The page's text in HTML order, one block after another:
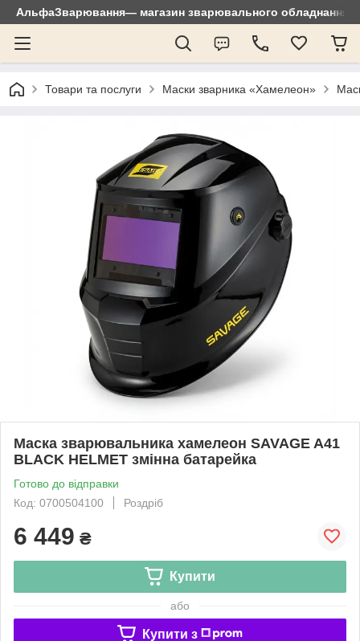
АльфаЗварювання— магазин зварювального обладнання:
Товари та послуги Маски зварника «Хамелеон»
Маска зварювальника хамелеон SAVAGE A41
BLACK HELMET змінна батарейка
Готово до відправки
Код: 0700504100
Роздріб
6 449 ₴
Купити
або
Купити з